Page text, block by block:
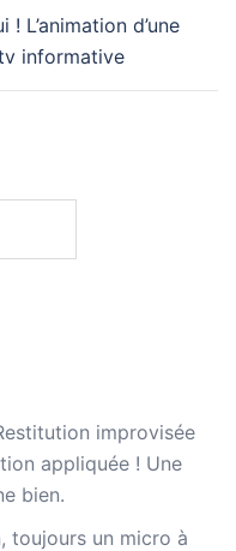
L’animation d’une
informative
improvisée
appliquée ! Une
bien.
toujours un micro à